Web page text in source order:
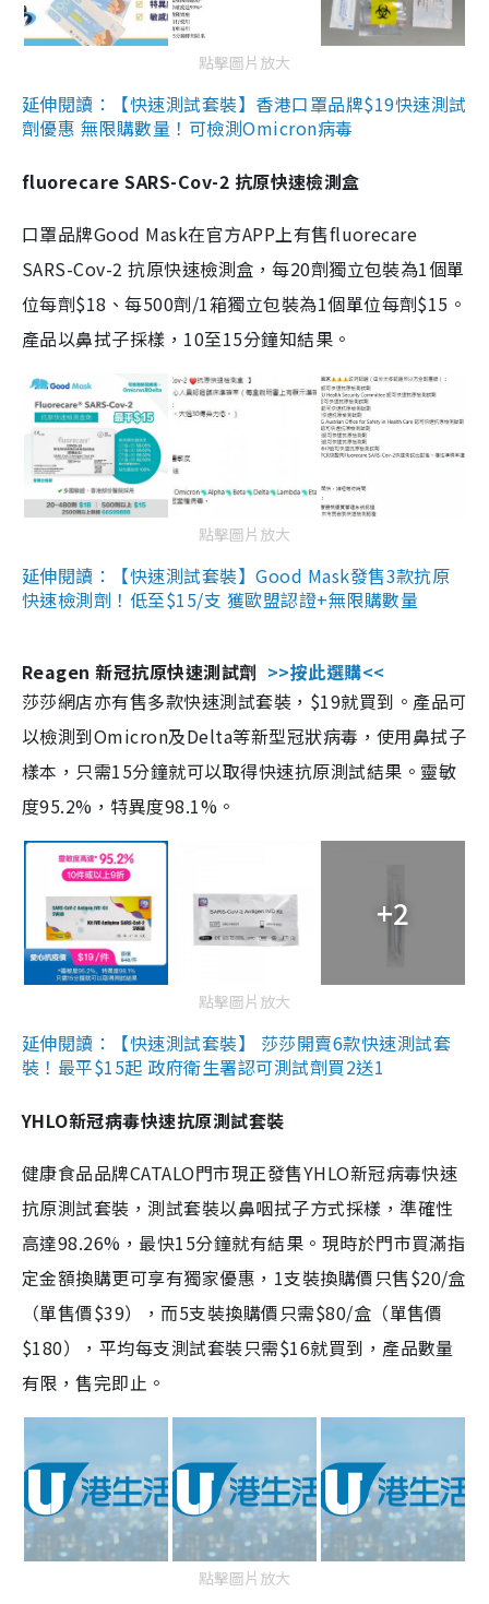
點擊圖片放大
延伸閱讀：【快速測試套裝】香港口罩品牌$19快速測試
劑優惠 無限購數量！可檢測Omicron病毒
fluorecare SARS-Cov-2 抗原快速檢測盒
口罩品牌Good Mask在官方APP上有售fluorecare
SARS-Cov-2 抗原快速檢測盒，每20劑獨立包裝為1個單
位每劑$18、每500劑/1箱獨立包裝為1個單位每劑$15。
產品以鼻拭子採樣，10至15分鐘知結果。
點擊圖片放大
延伸閱讀：【快速測試套裝】Good Mask發售3款抗原
快速檢測劑！低至$15/支 獲歐盟認證+無限購數量
Reagen 新冠抗原快速測試劑 >>按此選購<<
莎莎網店亦有售多款快速測試套裝，$19就買到。產品可
以檢測到Omicron及Delta等新型冠狀病毒，使用鼻拭子
樣本，只需15分鐘就可以取得快速抗原測試結果。靈敏
度95.2%，特異度98.1%。
+2
點擊圖片放大
延伸閱讀：【快速測試套裝】 莎莎開賣6款快速測試套
裝！最平$15起 政府衛生署認可測試劑買2送1
YHLO新冠病毒快速抗原測試套裝
健康食品品牌CATALO門市現正發售YHLO新冠病毒快速
抗原測試套裝，測試套裝以鼻咽拭子方式採樣，準確性
高達98.26%，最快15分鐘就有結果。現時於門市買滿指
定金額換購更可享有獨家優惠，1支裝換購價只售$20/盒
（單售價$39），而5支裝換購價只需$80/盒（單售價
$180），平均每支測試套裝只需$16就買到，產品數量
有限，售完即止。
點擊圖片放大